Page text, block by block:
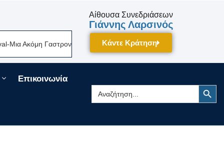
Γαστρονομική Γιορτή Της Πελοποννήσου Δίνει Ραντεβού Τον
Αίθουσα Συνεδριάσεων
Γιάννης Λαρσινός
Κάντε Κράτηση
Επικοινωνία
Search
for:
Search Button